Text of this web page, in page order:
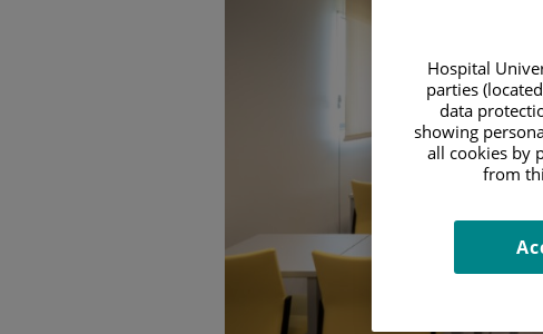
Hospital
parties
data
showing
all cookies by
from